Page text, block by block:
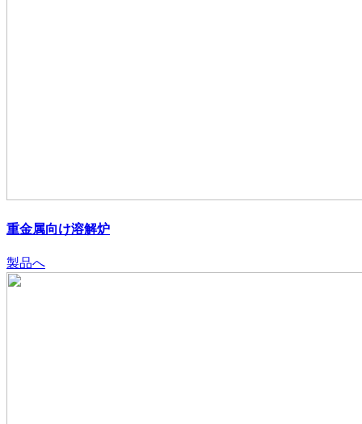
重金属向け溶解炉
製品へ